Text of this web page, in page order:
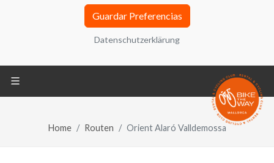
denominación que pueda tener en el futuro (en
adelante, el “Sitio Web”) utiliza cookies, ficheros
informáticos que se almacenan en tu ordenador
generalmente un número que permite identificar tu
ordenador. También puede encontrar información
sobre configuración, origen y finalidades en la
Política de Privacidad ubicada en la parte inferior
de la pantalla.
Guardar Preferencias
Datenschutzerklärung
Home Routen Orient Alaró Valldemossa